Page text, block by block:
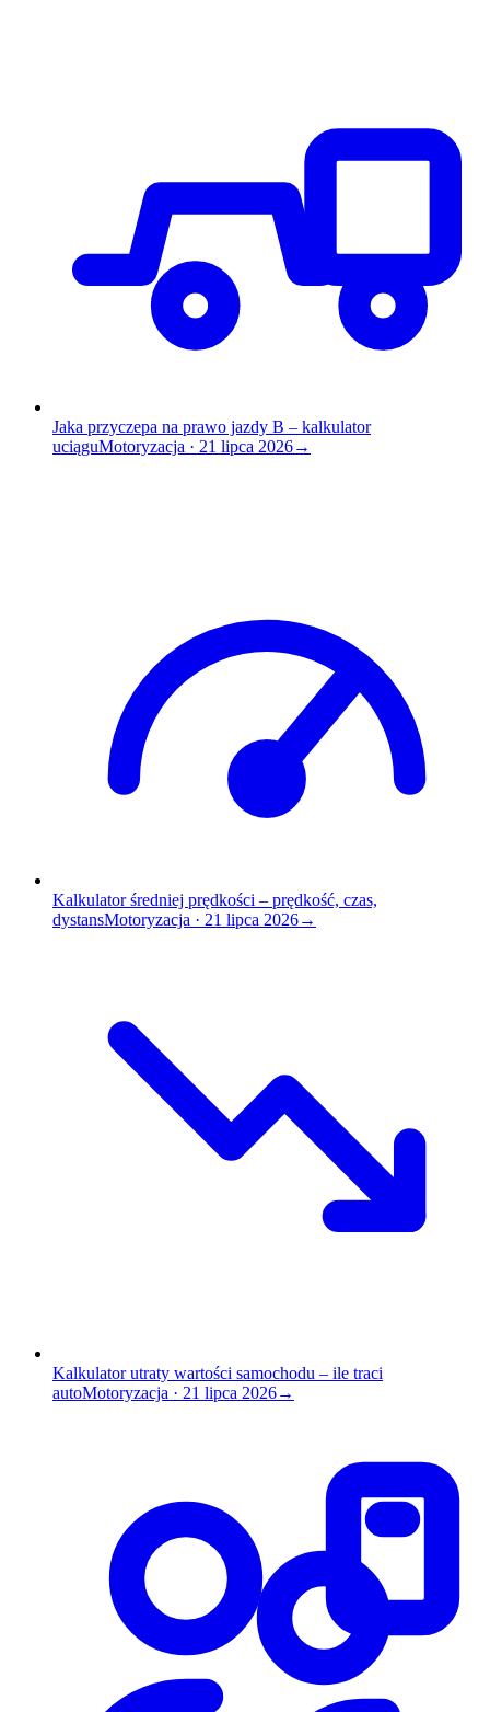
Jaka przyczepa na prawo jazdy B – kalkulator
uciąguMotoryzacja · 21 lipca 2026→
Kalkulator średniej prędkości – prędkość, czas,
dystansMotoryzacja · 21 lipca 2026→
Kalkulator utraty wartości samochodu – ile traci
autoMotoryzacja · 21 lipca 2026→